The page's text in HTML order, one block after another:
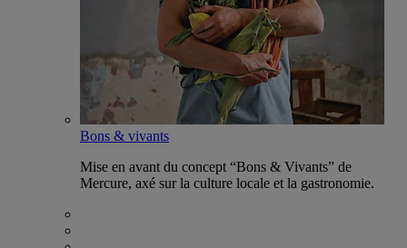
Bons & vivants
Mise en avant du concept “Bons & Vivants” de
Mercure, axé sur la culture locale et la gastronomie.